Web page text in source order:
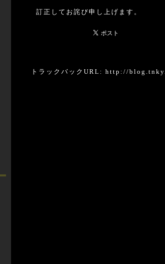
訂正してお詫び申し上げます。
トラックバックURL: http://